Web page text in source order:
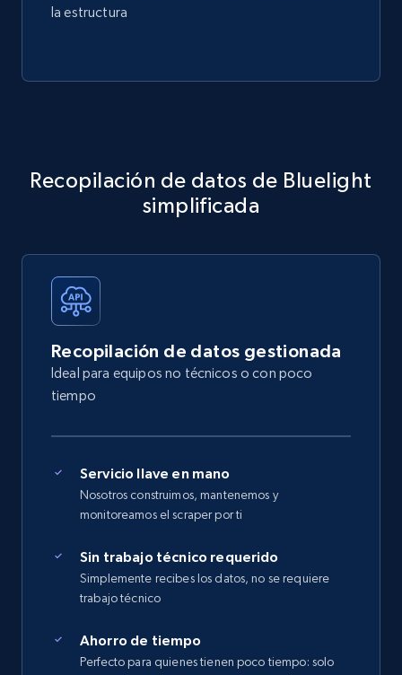
la estructura
Recopilación de datos de Bluelight
simplificada
Recopilación de datos gestionada
Ideal para equipos no técnicos o con poco
tiempo
Servicio llave en mano
Nosotros construimos, mantenemos y
monitoreamos el scraper por ti
Sin trabajo técnico requerido
Simplemente recibes los datos, no se requiere
trabajo técnico
Ahorro de tiempo
Perfecto para quienes tienen poco tiempo: solo